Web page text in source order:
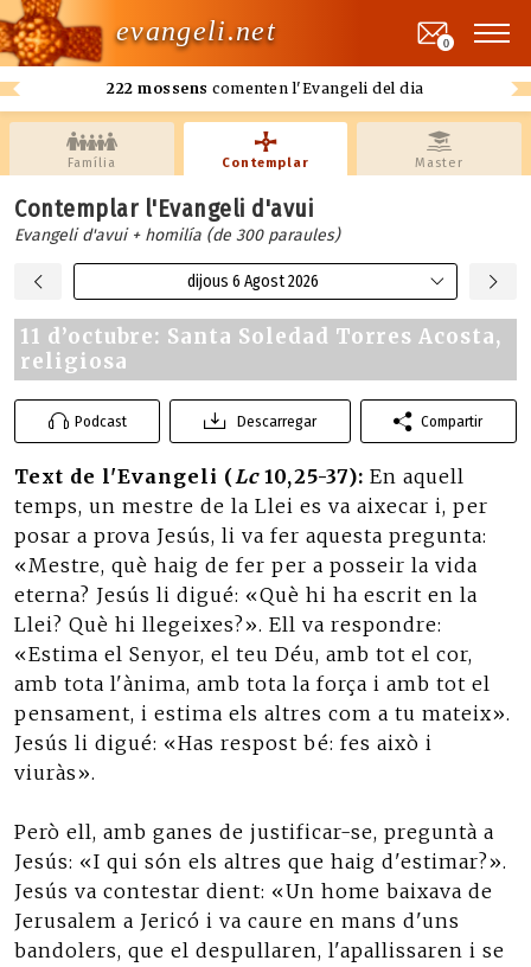
evangeli.net
222 mossens comenten l'Evangeli del dia
0
Família Contemplar Master
Contemplar l'Evangeli d'avui
Evangeli d'avui + homilía (de 300 paraules)
dijous 6 Agost 2026
11 d’octubre: Santa Soledad Torres Acosta,
religiosa
Podcast Descarregar Compartir
Text de l'Evangeli (Lc10,25-37): En aquell
temps, un mestre de la Llei es va aixecar i, per
posar a prova Jesús, li va fer aquesta pregunta:
«Mestre, què haig de fer per a posseir la vida
eterna? Jesús li digué: «Què hi ha escrit en la
Llei? Què hi llegeixes?». Ell va respondre:
«Estima el Senyor, el teu Déu, amb tot el cor,
amb tota l'ànima, amb tota la força i amb tot el
pensament, i estima els altres com a tu mateix».
Jesús li digué: «Has respost bé: fes això i
viuràs».
Però ell, amb ganes de justificar-se, preguntà a
Jesús: «I qui són els altres que haig d'estimar?».
Jesús va contestar dient: «Un home baixava de
Jerusalem a Jericó i va caure en mans d'uns
bandolers, que el despullaren, l'apallissaren i se